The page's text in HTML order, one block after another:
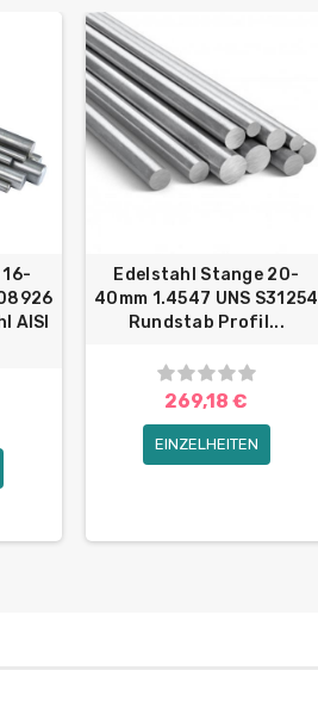
AISI
Edelstahl Stange 20-
40mm 1.4547 UNS S31254
Rundstab Profil...
269,18 €
EINZELHEITEN